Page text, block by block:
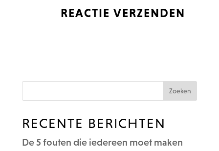
RECENTE BERICHTEN
De 5 fouten die iedereen moet maken